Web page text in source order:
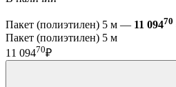
Пакет (полиэтилен) 5 м — 11 09470
Пакет (полиэтилен) 5 м
11 09470₽